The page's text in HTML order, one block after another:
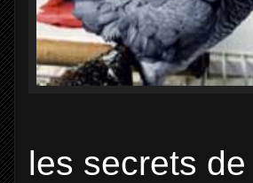
les secrets